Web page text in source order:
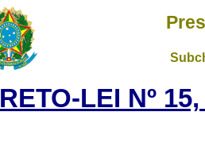
LEI Nº